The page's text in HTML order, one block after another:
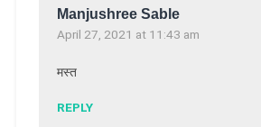
Manjushree Sable
April 27, 2021 at 11:43 am
मस्त
REPLY